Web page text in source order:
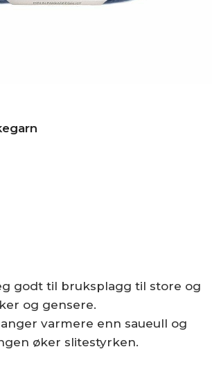
godt til bruksplagg til store og
og gensere.
varmere enn saueull og
øker slitestyrken.